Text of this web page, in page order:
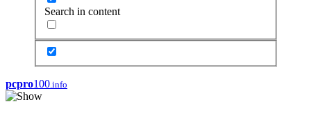
Search in content
pcpro100.info